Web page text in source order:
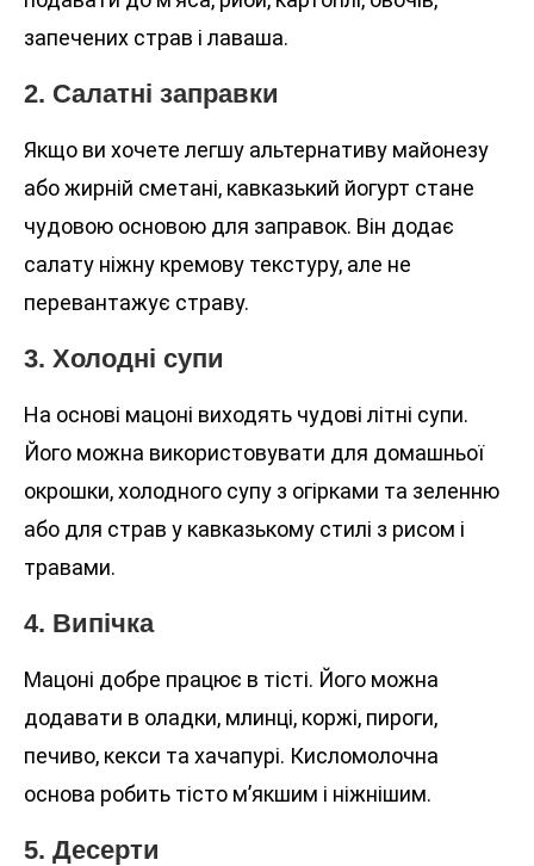
запечених страв і лаваша.
2. Салатні заправки
Якщо ви хочете легшу альтернативу майонезу
або жирній сметані, кавказький йогурт стане
чудовою основою для заправок. Він додає
салату ніжну кремову текстуру, але не
перевантажує страву.
3. Холодні супи
На основі мацоні виходять чудові літні супи.
Його можна використовувати для домашньої
окрошки, холодного супу з огірками та зеленню
або для страв у кавказькому стилі з рисом і
травами.
4. Випічка
Мацоні добре працює в тісті. Його можна
додавати в оладки, млинці, коржі, пироги,
печиво, кекси та хачапурі. Кисломолочна
основа робить тісто м’якшим і ніжнішим.
5. Десерти